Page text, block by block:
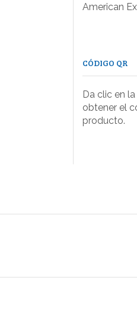
American
CÓDIGO QR
Da clic en
obtener el
producto.